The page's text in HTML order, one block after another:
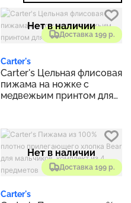
Доставка 199 р.
Нет в наличии
Carter's
Carter's Цельная флисовая
пижама на ножке с
медвежьим принтом для
Доставка 199 р.
Нет в наличии
Carter's